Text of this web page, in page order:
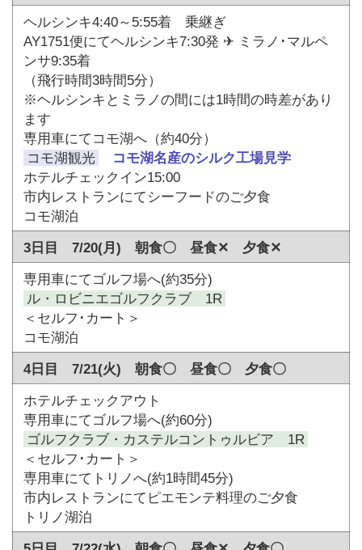
ヘルシンキ4:40～5:55着 乗継ぎ
AY1751便にてヘルシンキ7:30発 ✈ ミラノ･マルペ
ンサ9:35着
（飛行時間3時間5分）
※ヘルシンキとミラノの間には1時間の時差があり
ます
専用車にてコモ湖へ（約40分）
コモ湖観光
コモ湖名産のシルク工場見学
ホテルチェックイン15:00
市内レストランにてシーフードのご夕食
コモ湖泊
3日目 7/20(月) 朝食〇 昼食✕ 夕食✕
専用車にてゴルフ場へ(約35分)
ル・ロビニエゴルフクラブ 1R
＜セルフ･カート＞
コモ湖泊
4日目 7/21(火) 朝食〇 昼食〇 夕食〇
ホテルチェックアウト
専用車にてゴルフ場へ(約60分)
ゴルフクラブ・カステルコントゥルビア 1R
＜セルフ･カート＞
専用車にてトリノへ(約1時間45分)
市内レストランにてピエモンテ料理のご夕食
トリノ湖泊